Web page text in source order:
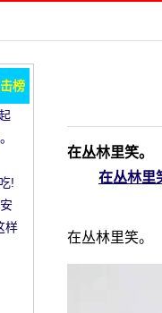
在丛林里笑。
在丛林里
在丛林里笑。
榜
!
!
样